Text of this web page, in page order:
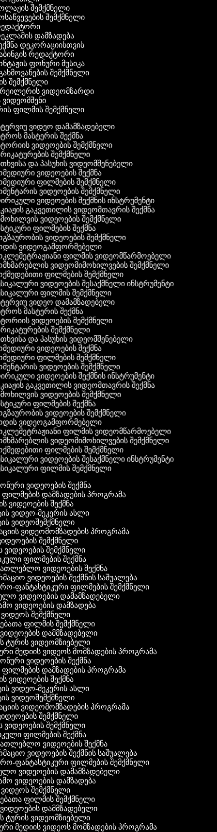
შემქმნელი
შემქმნელი
დამზადება
დეკორაციისთვის
რედაქტორი
ფონური მუსიკა
შემქმნელი
შემქმნელი
ვიდეომზარდი
ვიდეომშენი
ფილმის შემქმნელი
ვიდეო დამამზადებელი
მასტერის შექმნა
ვიდეოების შემქმნელი
შემქმნელი
და პასუხის ვიდეომშენებელი
ვიდეოების შექმნა
ფილმების შემქმნელი
ვიდეოების შემქმნელი
ვიდეოების შექმნის ინსტრუმენტი
გაკვეთილის ვიდეომთავრის შექმნა
ვიდეოების შემქმნელი
ფილმების შექმნა
ვიდეოების შემქმნელი
ვიდეოგამფორმებელი
ფილმის ვიდეომწარმოებელი
ვიდეომიმოხილვების შემქმნელი
ფილმების შემქმნელი
ვიდეოების შესაქმნელი ინსტრუმენტი
ფილმის შემქმნელი
ვიდეო დამამზადებელი
მასტერის შექმნა
ვიდეოების შემქმნელი
შემქმნელი
და პასუხის ვიდეომშენებელი
ვიდეოების შექმნა
ფილმების შემქმნელი
ვიდეოების შემქმნელი
ვიდეოების შექმნის ინსტრუმენტი
გაკვეთილის ვიდეომთავრის შექმნა
ვიდეოების შემქმნელი
ფილმების შექმნა
ვიდეოების შემქმნელი
ვიდეოგამფორმებელი
ფილმის ვიდეომწარმოებელი
ვიდეომიმოხილვების შემქმნელი
ფილმების შემქმნელი
ვიდეოების შესაქმნელი ინსტრუმენტი
ფილმის შემქმნელი
ვიდეოების შექმნა
ფილმების დამზადების პროგრამა
ვიდეოების შექმნა
ვიდეო-მეკერის ასლი
ვიდეოშემქმნელი
ვიდეომომზადების პროგრამა
შემქმნელი
ვიდეოების შემქმნელი
ფილმების შექმნა
ვიდეოების შექმნა
ვიდეოების შექმნის საშუალება
ფანტასტიკური ფილმების შემქმნელი
ვიდეოების დამამზადებელი
ვიდეოების დამზადება
ვიდეოს შემქმნელი
ფილმის შემქმნელი
ვიდეოების დამმზადებელი
ტურის ვიდეომზიებელი
მედიის ვიდეოს მომზადების პროგრამა
ვიდეოების შექმნა
ფილმების დამზადების პროგრამა
ვიდეოების შექმნა
ვიდეო-მეკერის ასლი
ვიდეოშემქმნელი
ვიდეომომზადების პროგრამა
შემქმნელი
ვიდეოების შემქმნელი
ფილმების შექმნა
ვიდეოების შექმნა
ვიდეოების შექმნის საშუალება
ფანტასტიკური ფილმების შემქმნელი
ვიდეოების დამამზადებელი
ვიდეოების დამზადება
ვიდეოს შემქმნელი
ფილმის შემქმნელი
ვიდეოების დამმზადებელი
ტურის ვიდეომზიებელი
მედიის ვიდეოს მომზადების პროგრამა